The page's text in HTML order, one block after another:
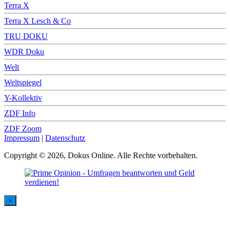
Terra X
Terra X Lesch & Co
TRU DOKU
WDR Doku
Welt
Weltspiegel
Y-Kollektiv
ZDF Info
ZDF Zoom
Impressum | Datenschutz
Copyright © 2026, Dokus Online. Alle Rechte vorbehalten.
×